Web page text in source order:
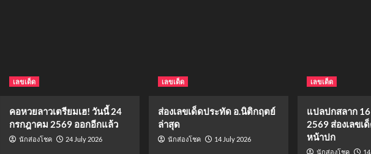
เลขเด็ด
คอหวยลาวเตรียมเฮ! วันนี้ 24
กรกฎาคม 2569 ออกอีกแล้ว
นักส่องโชค 24 July 2026
เลขเด็ด
ส่องเลขเด็ดประทัด อ.นิติกฤตย์
ล่าสุด
นักส่องโชค 14 July 2026
เลขเด็ด
แปลปกสลาก
2569 ส่องเลขเ
หน้าปก
นักส่องโชค